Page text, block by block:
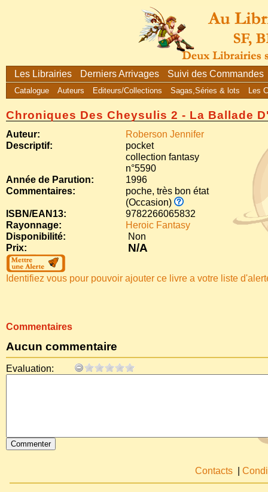
Les Librairies Derniers Arrivages Suivi des Commandes
Catalogue Auteurs Editeurs/Collections Sagas,Séries & lots Les
Chroniques Des Cheysulis 2 - La Ballade
Auteur:
Roberson Jennifer
Descriptif:
pocket
collection fantasy
n°5590
Année de Parution:
1996
Commentaires:
poche, très bon état
(Occasion)
ISBN/EAN13:
9782266065832
Rayonnage:
Heroic Fantasy
Disponibilité:
Non
Prix:
N/A
Identifiez vous pour pouvoir ajouter ce livre a votre liste
Commentaires
Aucun commentaire
Evaluation:
Contacts |